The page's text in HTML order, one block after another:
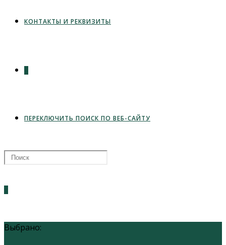
КОНТАКТЫ И РЕКВИЗИТЫ
ПЕРЕКЛЮЧИТЬ ПОИСК ПО ВЕБ-САЙТУ
Выбрано: